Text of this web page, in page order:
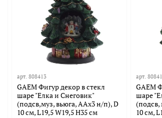
арт. 808413
GAEM Фигур декор в стекл
шаре "Елка и Снеговик"
(подсв,муз, вьюга, AAх3 н/п), D
10 см, L19,5 W19,5 H35 см
арт.
GAEM
шаре
(подсв,
10 см,